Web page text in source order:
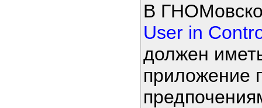
В
User in
должен
приложение